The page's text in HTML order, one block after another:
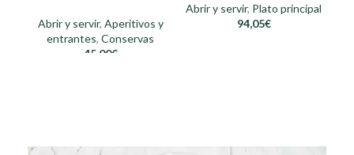
Abrir y servir, Aperitivos y
entrantes, Conservas
45,00€
Abrir y servir, Plato principal
94,05€